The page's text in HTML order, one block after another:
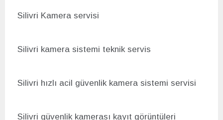
Silivri Kamera servisi
Silivri kamera sistemi teknik servis
Silivri hızlı acil güvenlik kamera sistemi servisi
Silivri güvenlik kamerası kayıt görüntüleri